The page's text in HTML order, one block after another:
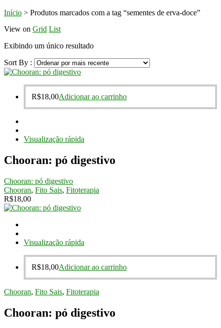
Início > Produtos marcados com a tag “sementes de erva-doce”
View on Grid List
Exibindo um único resultado
Sort By :
R$18,00Adicionar ao carrinho
Visualização rápida
Chooran: pó digestivo
Chooran: pó digestivo
Chooran, Fito Sais, Fitoterapia
R$18,00
Visualização rápida
R$18,00Adicionar ao carrinho
Chooran, Fito Sais, Fitoterapia
Chooran: pó digestivo